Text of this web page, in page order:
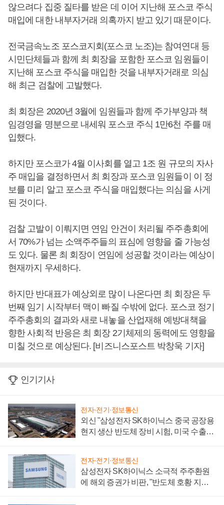
않으려다 집중 질타를 받은 데 이어 지난해 포스코 주식
매입에 대한 내부자거래 의혹까지 받고 있기 때문이다.
전국금속노조 포스코지회(포스코 노조)는 참여연대 등
시민단체들과 함께 최 회장을 포함한 포스코 임원들이
지난해 포스코 주식을 매입한 것을 내부자거래로 의심
해 최근 검찰에 고발했다.
최 회장은 2020년 3월에 임원들과 함께 주가부양과 책
임경영을 명분으로 내세워 포스코 주식 1만6천 주를 매
입했다.
하지만 포스코가 4월 이사회를 열고 1조 원 규모의 자사
주 매입을 결정하면서 최 회장과 포스코 임원들이 이 정
보를 미리 알고 포스코 주식을 매입했다는 의심을 사게
된 것이다.
검찰 고발이 이뤄지면 연임 안건이 처리될 주주총회에
서 70%가 넘는 소액주주들의 표심에 영향을 줄 가능성
도 있다. 물론 최 회장이 연임에 성공할 것이라는 예상이
현재까지 우세하다.
하지만 반대표가 예상외로 많이 나온다면 최 회장은 두
번째 임기 시작부터 맥이 빠질 수밖에 없다. 포스코 정기
주주총회의 결과와 새로 내놓을 산업재해 예방대책을
향한 사회적 반응은 최 회장 2기체제의 동력에도 영향을
미칠 것으로 예상된다. [비즈니스포스트 박창욱 기자]
인기기사
전자·전기·정보통신
외신 "삼성전자 SK하이닉스 중국 공장용
현지 생산 반도체 장비 시험, 미국 수출통
전자·전기·정보통신
삼성전자 SK하이닉스 소극적 주주환원
에 해외 증권가 비판, "반도체 호황 지속